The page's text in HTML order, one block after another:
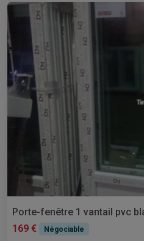
Porte-fenêtre 1 vantail pvc
169 €
Négociable